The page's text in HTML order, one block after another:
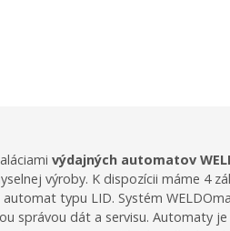
výdajných automatov
výroby. K dispozícii máme 4
automat typu LID. Systém
správou dát a servisu. Automaty